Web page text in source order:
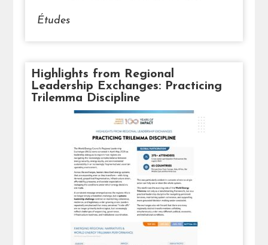
Études
Highlights from Regional
Leadership Exchanges: Practicing
Trilemma Discipline